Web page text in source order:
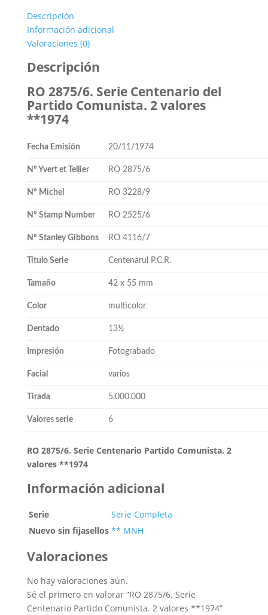
Comunista.
2
valores
**1974
Descripción
Información adicional
Valoraciones (0)
Descripción
RO 2875/6. Serie Centenario del
Partido Comunista. 2 valores
**1974
Fecha Emisión 20/11/1974
Nº Yvert et Tellier RO 2875/6
Nº Michel RO 3228/9
Nº Stamp Number RO 2525/6
Nº Stanley Gibbons RO 4116/7
Título Serie Centenarul P.C.R.
Tamaño 42 x 55 mm
Color multicolor
Dentado 13½
Impresión Fotograbado
Facial varios
Tirada 5.000.000
Valores serie 6
RO 2875/6. Serie Centenario Partido Comunista. 2
valores **1974
Información adicional
Serie
Serie Completa
Nuevo sin fijasellos ** MNH
Valoraciones
No hay valoraciones aún.
Sé el primero en valorar “RO 2875/6. Serie
Centenario Partido Comunista. 2 valores **1974”